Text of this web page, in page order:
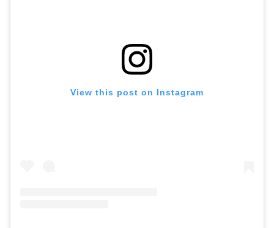
View this post on Instagram